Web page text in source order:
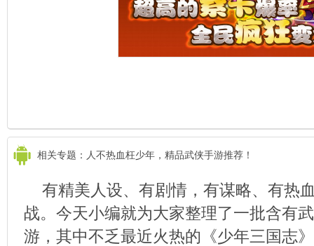
相关专题：人不热血枉少年，精品武侠手游推荐！
有精美人设、有剧情，有谋略、有热
战。今天小编就为大家整理了一批含有
游，其中不乏最近火热的《少年三国志